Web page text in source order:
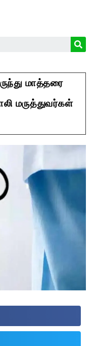
மாத்தரை
மருத்துவர்கள்